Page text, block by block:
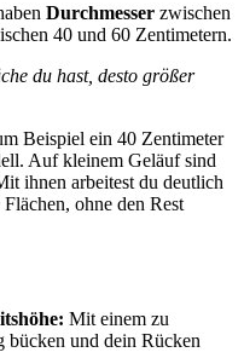
Durchmesser zwischen
40 und 60 Zentimetern.
du hast, desto größer
Beispiel ein 40 Zentimeter
Auf kleinem Geläuf sind
ihnen arbeitest du deutlich
ohne den Rest
Mit einem zu
bücken und dein Rücken